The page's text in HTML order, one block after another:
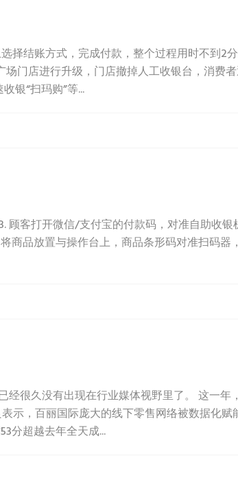
择结账方式，完成付款，整个过程用时不到2
门店进行升级，门店撤掉人工收银台，消费
银“扫玛购”等...
顾客打开微信/支付宝的付款码，对准自助收银
商品放置与操作台上，商品条形码对准扫码器
很久没有出现在行业媒体视野里了。 这一年
示，百丽国际庞大的线下零售网络被数据化
分超越去年全天成...